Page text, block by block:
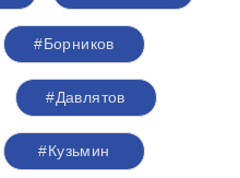
#Борников
#Давлятов
#Кузьмин